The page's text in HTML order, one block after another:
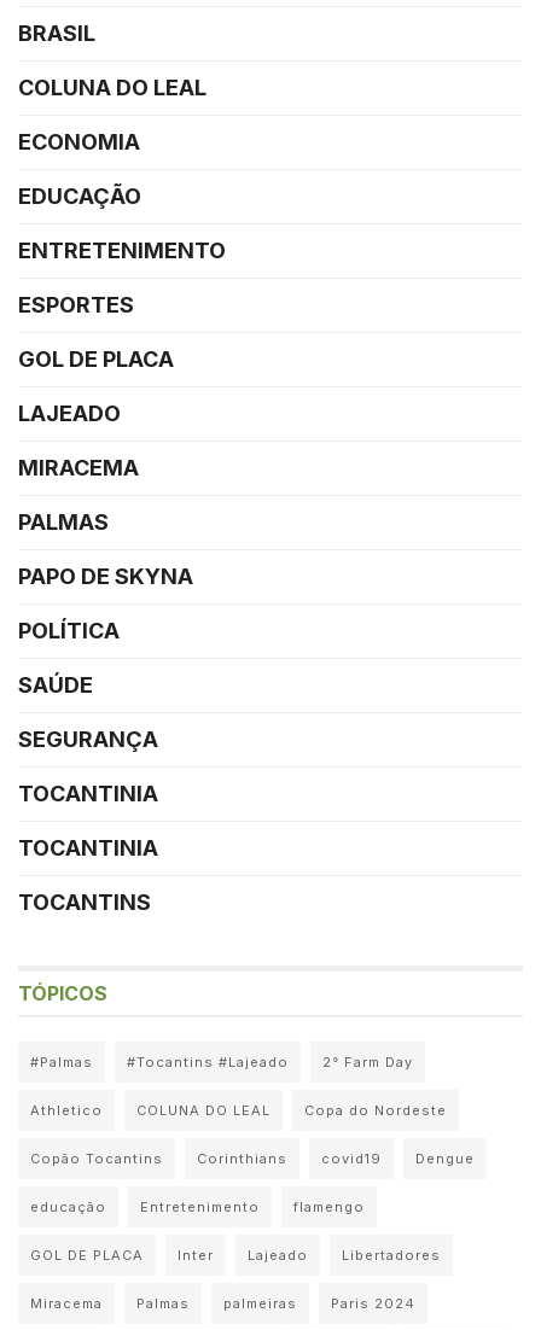
BRASIL
COLUNA DO LEAL
ECONOMIA
EDUCAÇÃO
ENTRETENIMENTO
ESPORTES
GOL DE PLACA
LAJEADO
MIRACEMA
PALMAS
PAPO DE SKYNA
POLÍTICA
SAÚDE
SEGURANÇA
TOCANTINIA
TOCANTINIA
TOCANTINS
TÓPICOS
#Palmas #Tocantins #Lajeado 2° Farm Day
Athletico COLUNA DO LEAL Copa do Nordeste
Copão Tocantins Corinthians covid19 Dengue
educação Entretenimento flamengo
GOL DE PLACA Inter Lajeado Libertadores
Miracema Palmas palmeiras Paris 2024